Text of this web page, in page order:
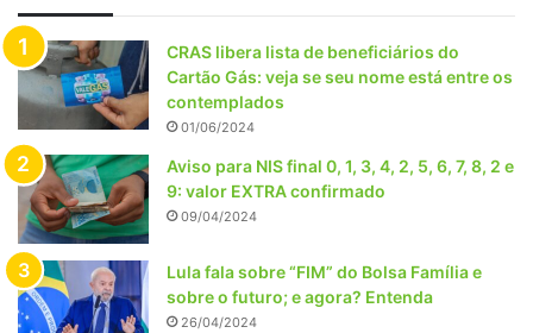
CRAS libera lista de beneficiários do
Cartão Gás: veja se seu nome está entre os
contemplados
01/06/2024
Aviso para NIS final 0, 1, 3, 4, 2, 5, 6, 7, 8, 2 e
9: valor EXTRA confirmado
09/04/2024
Lula fala sobre “FIM” do Bolsa Família e
sobre o futuro; e agora? Entenda
26/04/2024